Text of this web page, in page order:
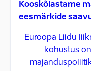
Kooskõlastame
eesmärkide
Euroopa Liidu
kohustus